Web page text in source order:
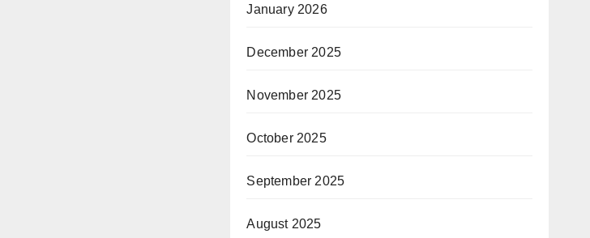
January 2026
December 2025
November 2025
October 2025
September 2025
August 2025